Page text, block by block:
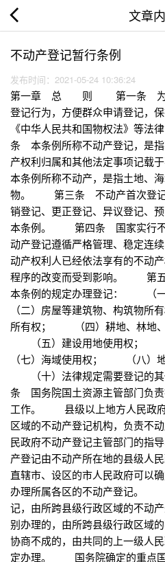
文章
不动产登记暂行条例
发布时间：2021-05-24 10:36:24
第一章 总 则 第一条 为整
登记行为，方便群众申请登记，
《中华人民共和国物权法》等
条 本条例所称不动产登记，是
产权利归属和其他法定事项记
本条例所称不动产，是指土地、
物。 第三条 不动产首次登记
销登记、更正登记、异议登记、
本条例。 第四条 国家实行
动产登记遵循严格管理、稳定
动产权利人已经依法享有的不动
程序的改变而受到影响。 第
本条例的规定办理登记： （
（二）房屋等建筑物、构筑物
所有权； （四）耕地、林地、
（五）建设用地使用权；
（七）海域使用权； （八）
（十）法律规定需要登记的
条 国务院国土资源主管部门负
工作。 县级以上地方人民政府
区域的不动产登记机构，负责不
民政府不动产登记主管部门的
产登记由不动产所在地的县级人
直辖市、设区的市人民政府可以
办理所属各区的不动产登记。
记，由所跨县级行政区域的不动
别办理的，由所跨县级行政区域
协商不成的，由共同的上一级人
定办理。 国务院确定的重点国